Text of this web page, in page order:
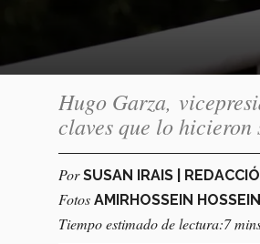
Hugo Garza,
claves que lo hicieron
PorSUSAN IRAIS |
Fotos AMIRHOSSEIN
Tiempo estimado de lectura:7